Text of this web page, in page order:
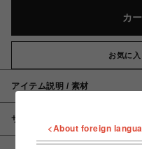
カ
お気に
アイテム説明 / 素材
サイズ
<About foreign